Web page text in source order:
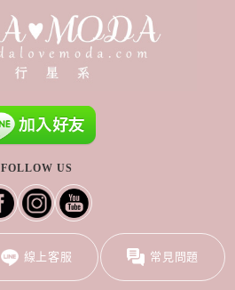
FOLLOW US
線上客服 常見問題